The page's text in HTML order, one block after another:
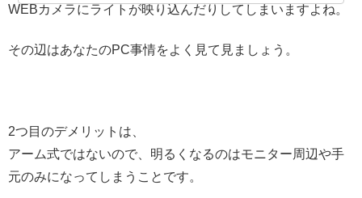
WEBカメラにライトが映り込んだりしてしまいますよね。
その辺はあなたのPC事情をよく見て見ましょう。
2つ目のデメリットは、
アーム式ではないので、明るくなるのはモニター周辺や手
元のみになってしまうことです。